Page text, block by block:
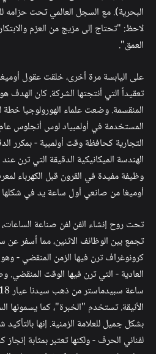
البحرية). مع السجل العالمي تحت حزامه
لاحظ: "تحتاج إلى مزيج من العزم
العمق".
على اليابسة مرة أخرى، خلقت عقول
تعقيداً التي أنتجتها الشركة. كان الهدف
المنقسمة. وضعت علماء الهورولوجيا خطة
التجارية كحافظة وقت أولمبية - بمكرر
الهندسة الميكانيكية الدقيقة التي ترن
وظيفة مفيدة في القرون قبل الكهرباء
أوميغا من صانعي أول ساعة يد في شكلها
تحت روح إنشاء الفن لفن صناعة
تجمع بين الوظائف الاثنين، مما أسفر عن
كرونوغراف ترن فيها الزمن المنقضي -
العادية - التي ترن فيها الوقت المنقضي.
الأنيقة. تستخدم "الخبرة"، كما يسمونها
بشكل جميل للعلامة الزمنية. إنها
لفناني الحرف - ولكنها تعتبر بمثابة